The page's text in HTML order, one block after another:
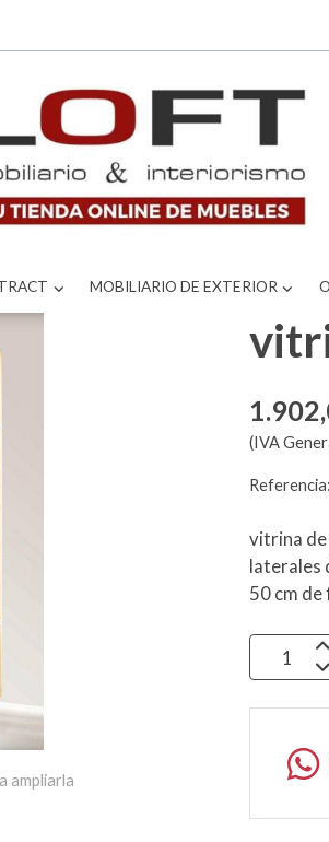
MOBILIARIO DE EXTERIOR
ampliarla
(IVA
vitrina
laterales
50 cm